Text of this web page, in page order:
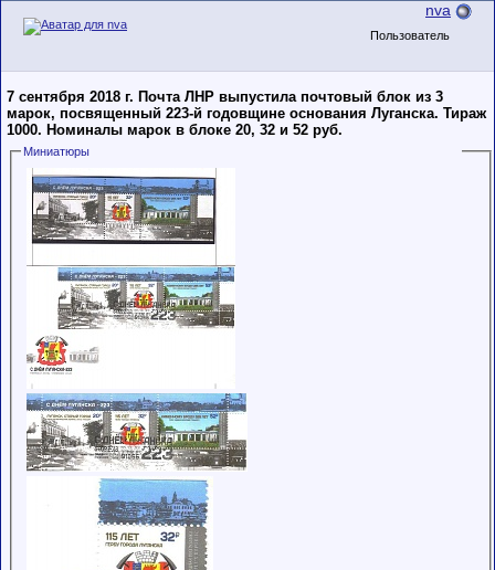
nva
Пользователь
7 сентября 2018 г. Почта ЛНР выпустила почтовый блок из 3
марок, посвященный 223-й годовщине основания Луганска. Тираж
1000. Номиналы марок в блоке 20, 32 и 52 руб.
Миниатюры